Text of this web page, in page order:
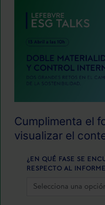
¿EN QUÉ FASE SE
RESPECTO AL
Cumplimenta el
visualizar el